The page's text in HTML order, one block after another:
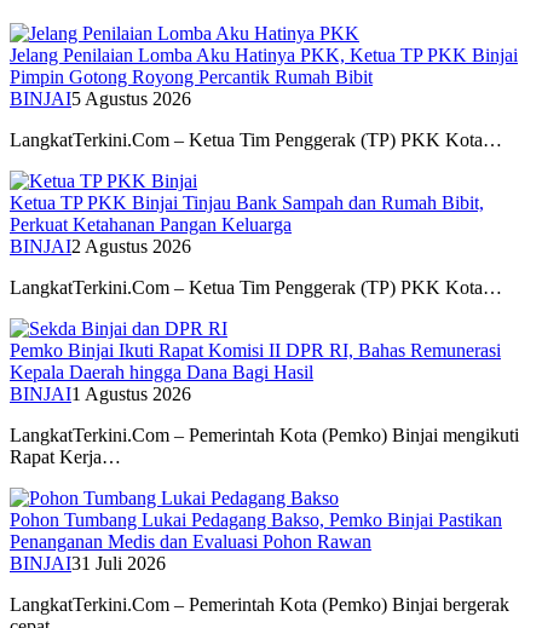
Jelang Penilaian Lomba Aku Hatinya PKK, Ketua TP PKK Binjai
Pimpin Gotong Royong Percantik Rumah Bibit
BINJAI5 Agustus 2026
LangkatTerkini.Com – Ketua Tim Penggerak (TP) PKK Kota…
Ketua TP PKK Binjai Tinjau Bank Sampah dan Rumah Bibit,
Perkuat Ketahanan Pangan Keluarga
BINJAI2 Agustus 2026
LangkatTerkini.Com – Ketua Tim Penggerak (TP) PKK Kota…
Pemko Binjai Ikuti Rapat Komisi II DPR RI, Bahas Remunerasi
Kepala Daerah hingga Dana Bagi Hasil
BINJAI1 Agustus 2026
LangkatTerkini.Com – Pemerintah Kota (Pemko) Binjai mengikuti
Rapat Kerja…
Pohon Tumbang Lukai Pedagang Bakso, Pemko Binjai Pastikan
Penanganan Medis dan Evaluasi Pohon Rawan
BINJAI31 Juli 2026
LangkatTerkini.Com – Pemerintah Kota (Pemko) Binjai bergerak